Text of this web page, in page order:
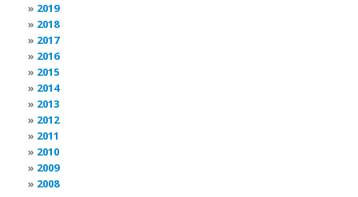
2019
2018
2017
2016
2015
2014
2013
2012
2011
2010
2009
2008